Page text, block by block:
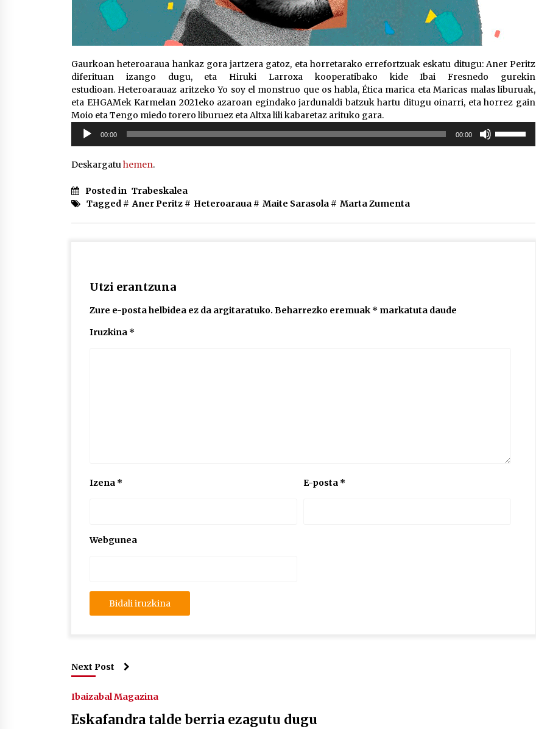
Gaurkoan heteroaraua hankaz gora jartzera gatoz, eta horretarako errefortzuak eskatu ditugu: Aner Peritz
diferituan izango dugu, eta Hiruki Larroxa kooperatibako kide Ibai Fresnedo gurekin
estudioan. Heteroarauaz aritzeko Yo soy el monstruo que os habla, Ética marica eta Maricas malas liburuak,
eta EHGAMek Karmelan 2021eko azaroan egindako jardunaldi batzuk hartu ditugu oinarri, eta horrez gain
Moio eta Tengo miedo torero liburuez eta Altxa lili kabaretaz arituko gara.
Soinu
erreproduzigailua
00:00 00:00
Deskargatuhemen.
Posted in Trabeskalea
Tagged # Aner Peritz # Heteroaraua # Maite Sarasola # Marta Zumenta
Utzi erantzuna
Zure e-posta helbidea ez da argitaratuko. Beharrezko eremuak * markatuta daude
Iruzkina *
Izena * E-posta *
Webgunea
Next Post
Ibaizabal Magazina
Eskafandra talde berria ezagutu dugu